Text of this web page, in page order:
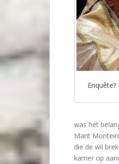
was het
Marit
die de wil
kamer op